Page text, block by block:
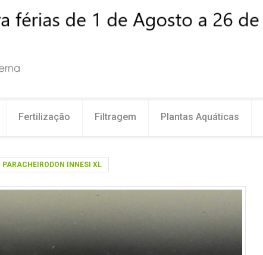
Fertilização Filtragem Plantas Aquáticas
PARACHEIRODON INNESI XL